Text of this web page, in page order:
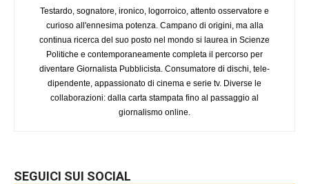
Testardo, sognatore, ironico, logorroico, attento osservatore e
curioso all'ennesima potenza. Campano di origini, ma alla
continua ricerca del suo posto nel mondo si laurea in Scienze
Politiche e contemporaneamente completa il percorso per
diventare Giornalista Pubblicista. Consumatore di dischi, tele-
dipendente, appassionato di cinema e serie tv. Diverse le
collaborazioni: dalla carta stampata fino al passaggio al
giornalismo online.
SEGUICI SUI SOCIAL